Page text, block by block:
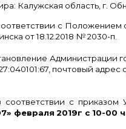
Калужская область, г.
с Положением
от 18.12.2018 № 2030-п.
Администрации
почтовый адрес
соответствии с
февраля 2019г с 10-00